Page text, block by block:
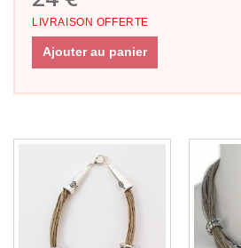
LIVRAISON OFFERTE
Ajouter au panier